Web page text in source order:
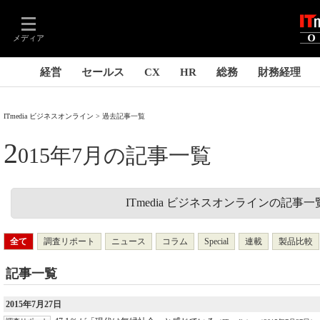
メディア
経営 セールス CX HR 総務 財務経理
ITmedia ビジネスオンライン 過去記事一覧
2015年7月の記事一覧
ITmedia ビジネスオンラインの記事一
全て 調査リポート ニュース コラム Special 連載 製品比較
記事一覧
2015年7月27日